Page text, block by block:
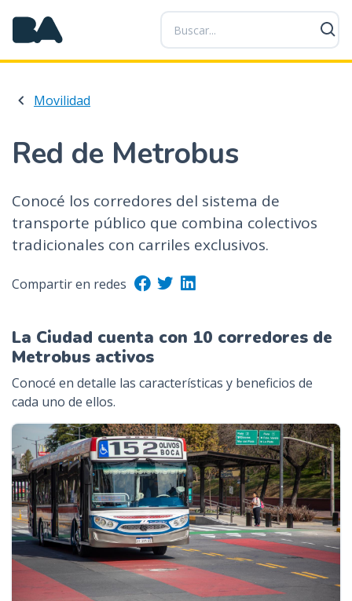
P
a
s
a
o
t
i
d
o
r
c
p
a
l
Movilidad
Red de Metrobus
Conocé los corredores del sistema de
transporte público que combina colectivos
tradicionales con carriles exclusivos.
Compartir en redes
La Ciudad cuenta con 10 corredores de
Metrobus activos
Conocé en detalle las características y beneficios de
cada uno de ellos.
Contenido